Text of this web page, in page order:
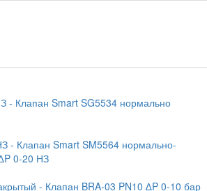
- Клапан Smart SG5534 нормально
- Клапан Smart SM5564 нормально-
0-20 НЗ
- Клапан BRA-03 PN10 ∆P 0-10 бар